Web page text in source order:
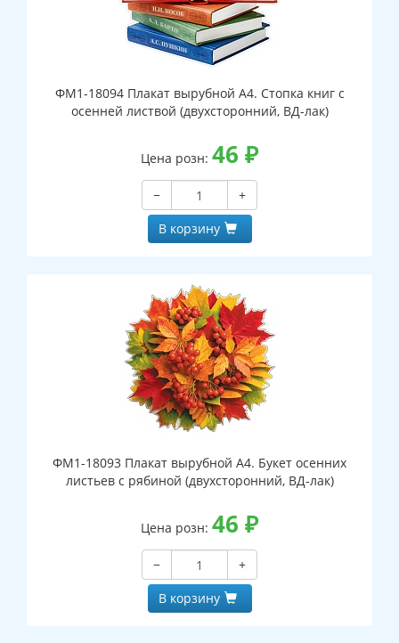
ФМ1-18094 Плакат вырубной А4. Стопка книг с
осенней листвой (двухсторонний, ВД-лак)
Цена розн: 46 ₽
−
+
В корзину
ФМ1-18093 Плакат вырубной А4. Букет осенних
листьев с рябиной (двухсторонний, ВД-лак)
Цена розн: 46 ₽
−
+
В корзину